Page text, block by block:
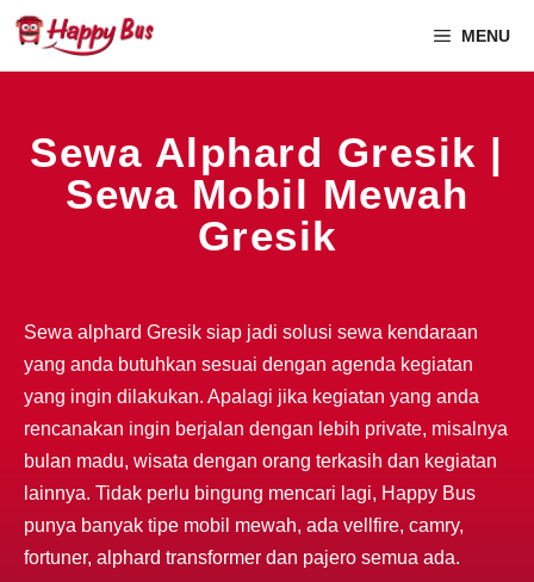
MENU
Sewa Alphard Gresik |
Sewa Mobil Mewah
Gresik
Sewa alphard Gresik siap jadi solusi sewa kendaraan
yang anda butuhkan sesuai dengan agenda kegiatan
yang ingin dilakukan. Apalagi jika kegiatan yang anda
rencanakan ingin berjalan dengan lebih private, misalnya
bulan madu, wisata dengan orang terkasih dan kegiatan
lainnya. Tidak perlu bingung mencari lagi, Happy Bus
punya banyak tipe mobil mewah, ada vellfire, camry,
fortuner, alphard transformer dan pajero semua ada.